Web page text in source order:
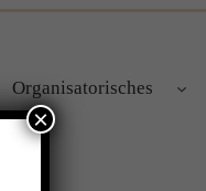
Organisatorisches
×